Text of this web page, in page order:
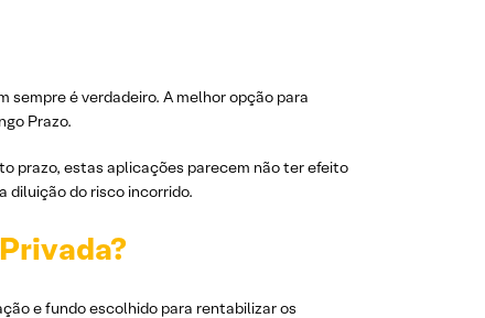
sempre é verdadeiro. A melhor opção para
Prazo.
prazo, estas aplicações parecem não ter efeito
diluição do risco incorrido.
e fundo escolhido para rentabilizar os